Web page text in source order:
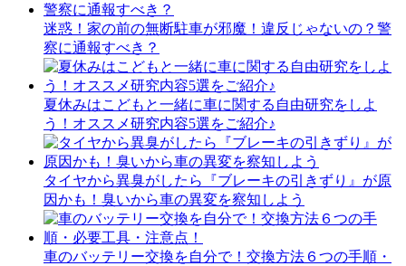
迷惑！家の前の無断駐車が邪魔！違反じゃないの？警
察に通報すべき？
夏休みはこどもと一緒に車に関する自由研究をしよ
う！オススメ研究内容5選をご紹介♪
タイヤから異臭がしたら『ブレーキの引きずり』が原
因かも！臭いから車の異変を察知しよう
車のバッテリー交換を自分で！交換方法６つの手順・